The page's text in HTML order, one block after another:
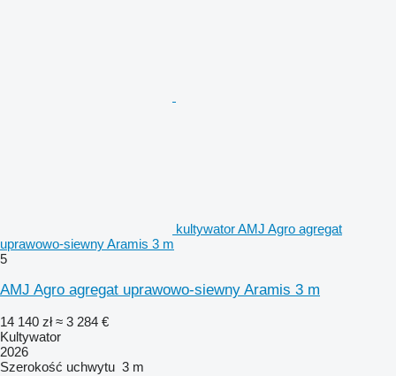
kultywator AMJ Agro agregat
uprawowo-siewny Aramis 3 m
5
AMJ Agro agregat uprawowo-siewny Aramis 3 m
14 140 zł ≈ 3 284 €
Kultywator
2026
Szerokość uchwytu 3 m